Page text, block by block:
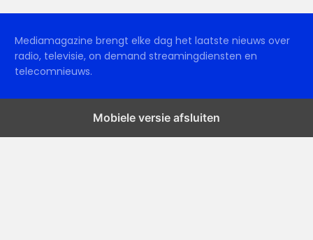
Mediamagazine brengt elke dag het laatste nieuws over
radio, televisie, on demand streamingdiensten en
telecomnieuws.
Mobiele versie afsluiten